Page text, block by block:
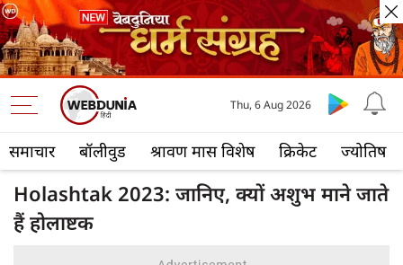
समाचार बॉलीवुड श्रावण मास विशेष क्रिकेट ज्योतिष
Thu, 6 Aug 2026
Holashtak 2023: जानिए, क्यों अशुभ माने जाते
हैं होलाष्टक